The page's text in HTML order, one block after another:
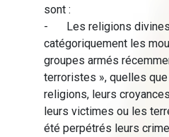
sont :
-
Les religions
catégoriquement les
groupes armés
terroristes », quelles
religions, leurs
leurs victimes ou les
été perpétrés leurs